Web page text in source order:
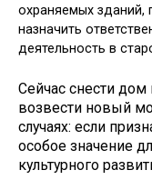
охраняемых зданий,
назначить
деятельность в
Сейчас снести дом
возвести новый
случаях: если
особое значение
культурного